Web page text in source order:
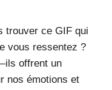
trouver ce GIF qui
vous ressentez ?
offrent un
nos émotions et